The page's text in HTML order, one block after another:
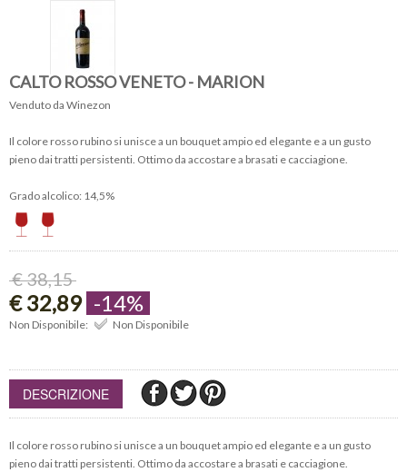
CALTO ROSSO VENETO - MARION
Venduto da Winezon
Il colore rosso rubino si unisce a un bouquet ampio ed elegante e a un gusto
pieno dai tratti persistenti. Ottimo da accostare a brasati e cacciagione.
Grado alcolico: 14,5%
€ 38,15
€ 32,89 -14%
Non Disponibile: Non Disponibile
DESCRIZIONE
Il colore rosso rubino si unisce a un bouquet ampio ed elegante e a un gusto
pieno dai tratti persistenti. Ottimo da accostare a brasati e cacciagione.